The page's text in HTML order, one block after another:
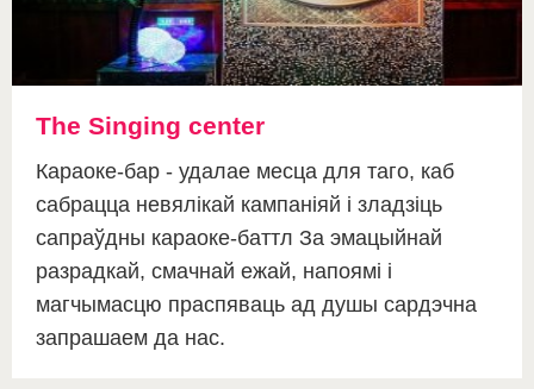
The Singing center
Караоке-бар - удалае месца для таго, каб
сабрацца невялікай кампаніяй і зладзіць
сапраўдны караоке-баттл За эмацыйнай
разрадкай, смачнай ежай, напоямі і
магчымасцю праспяваць ад душы сардэчна
запрашаем да нас.